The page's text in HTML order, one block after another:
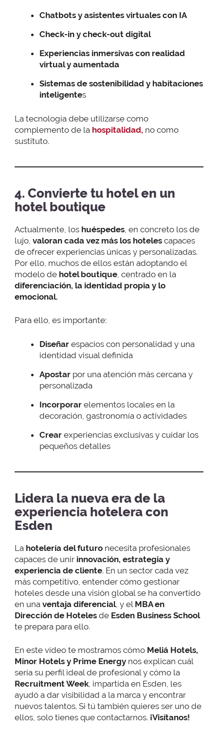
Chatbots y asistentes virtuales con IA
Check-in y check-out digital
Experiencias inmersivas con realidad
virtual y aumentada
Sistemas de sostenibilidad y habitaciones
inteligentes
La tecnología debe utilizarse como
complemento de la hospitalidad, no como
sustituto.
4. Convierte tu hotel en un
hotel boutique
Actualmente, los huéspedes , en concreto los de
lujo, valoran cada vez más los hoteles capaces
de ofrecer experiencias únicas y personalizadas.
Por ello, muchos de ellos están adoptando el
modelo de hotel boutique , centrado en la
diferenciación, la identidad propia y lo
emocional.
Para ello, es importante:
Diseñar espacios con personalidad y una
identidad visual definida
Apostar por una atención más cercana y
personalizada
Incorporar elementos locales en la
decoración, gastronomía o actividades
Crear experiencias exclusivas y cuidar los
pequeños detalles
Lidera la nueva era de la
experiencia hotelera con
Esden
La hotelería del futuro necesita profesionales
capaces de unir innovación, estrategia y
experiencia de cliente. En un sector cada vez
más competitivo, entender cómo gestionar
hoteles desde una visión global se ha convertido
en una ventaja diferencial, y el MBA en
Dirección de Hoteles de Esden Business School
te prepara para ello.
En este vídeo te mostramos cómo Meliá Hotels,
Minor Hotels y Prime Energy nos explican cuál
sería su perfil ideal de profesional y cómo la
Recruitment Week, impartida en Esden, les
ayudó a dar visibilidad a la marca y encontrar
nuevos talentos. Si tú también quieres ser uno de
ellos, solo tienes que contactarnos. ¡Visítanos!